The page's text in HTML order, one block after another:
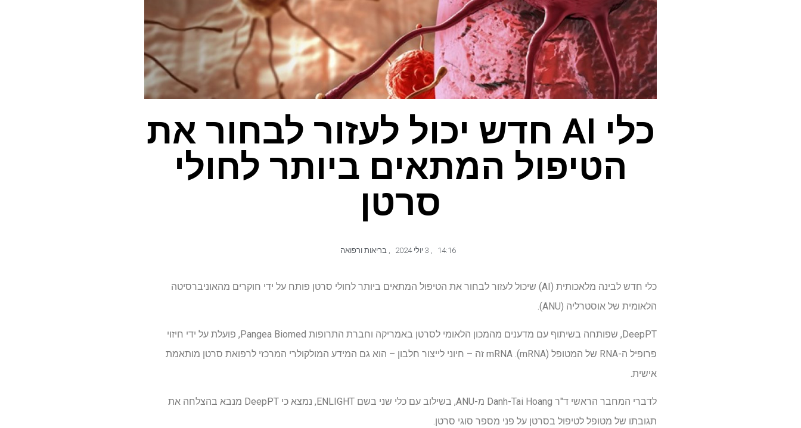
כלי AI חדש יכול לעזור לבחור את
הטיפול המתאים ביותר לחולי
סרטן
14:16
,
, בריאות ורפואה
כלי חדש לבינה מלאכותית (AI) שיכול לעזור לבחור את הטיפול המתאים ביותר לחולי סרטן פותח על ידי חוקרים מהאוניברסיטה
הלאומית של אוסטרליה (ANU).
DeepPT, שפותחה בשיתוף עם מדענים מהמכון הלאומי לסרטן באמריקה וחברת התרופות Pangea Biomed, פועלת על ידי חיזוי
פרופיל ה-RNA של המטופל (mRNA). mRNA זה – חיוני לייצור חלבון – הוא גם המידע המולקולרי המרכזי לרפואת סרטן מותאמת
אישית.
לדברי המחבר הראשי ד"ר Danh-Tai Hoang מ-ANU, בשילוב עם כלי שני בשם ENLIGHT, נמצא כי DeepPT מנבא בהצלחה את
תגובתו של מטופל לטיפול בסרטן על פני מספר סוגי סרטן.